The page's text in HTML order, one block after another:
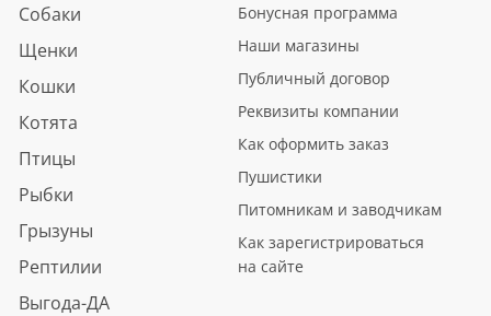
Собаки
Щенки
Кошки
Котята
Птицы
Рыбки
Грызуны
Рептилии
Выгода-ДА
Бонусная программа
Наши магазины
Публичный договор
Реквизиты компании
Как оформить заказ
Пушистики
Питомникам и заводчикам
Как зарегистрироваться
на сайте